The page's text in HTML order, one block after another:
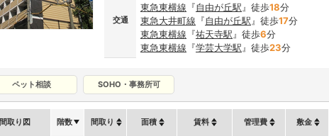
交通
東急東横線 『自由が丘駅 』徒歩18分
東急大井町線 『自由が丘駅 』徒歩17分
東急東横線 『祐天寺駅 』徒歩6分
東急東横線 『学芸大学駅 』徒歩23分
ペット相談 SOHO・事務所可
間取り図 階数 間取り 面積 賃料 管理費 敷金